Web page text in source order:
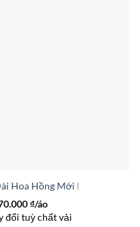
Hoa Hồng Mới Ra AD CT4130
₫/áo
đổi tuỳ chất vải